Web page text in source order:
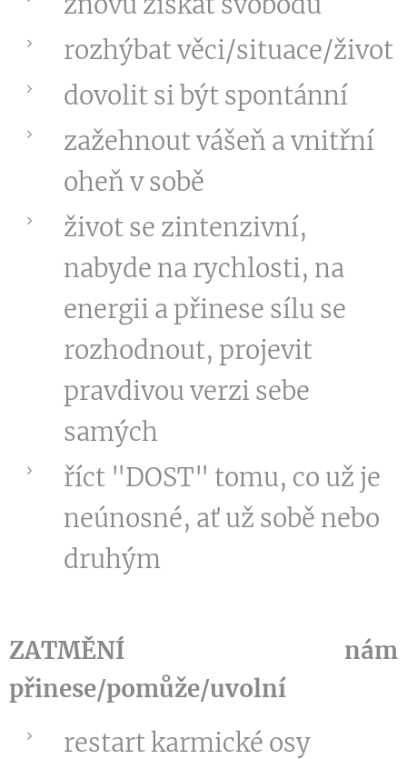
rozhýbat věci/situace/život
dovolit si být spontánní
zažehnout vášeň a vnitřní
oheň v sobě
život se zintenzivní,
nabyde na rychlosti, na
energii a přinese sílu se
rozhodnout, projevit
pravdivou verzi sebe
samých
říct "DOST" tomu, co už je
neúnosné, ať už sobě nebo
druhým
ZATMĚNÍ nám
přinese/pomůže/uvolní
restart karmické osy